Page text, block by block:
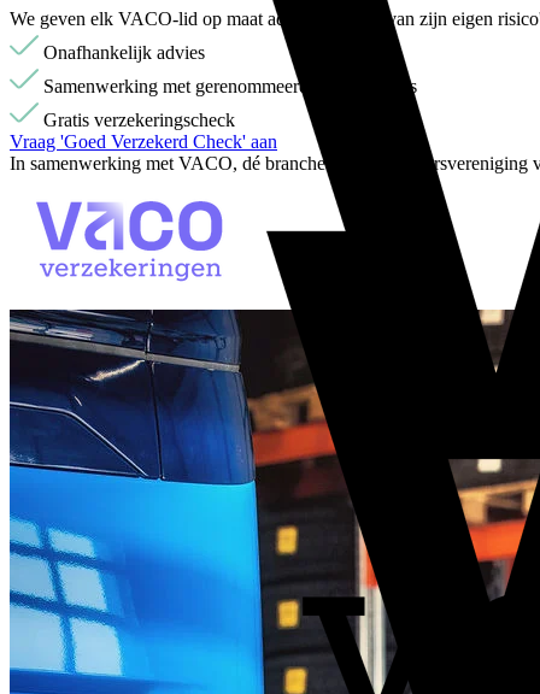
We geven elk VACO-lid op maat advies op basis van zijn eigen
Onafhankelijk advies
Samenwerking met gerenommeerde verzekeraars
Gratis verzekeringscheck
Vraag 'Goed Verzekerd Check' aan
In samenwerking met VACO, dé branche- en werkgeversvereniging